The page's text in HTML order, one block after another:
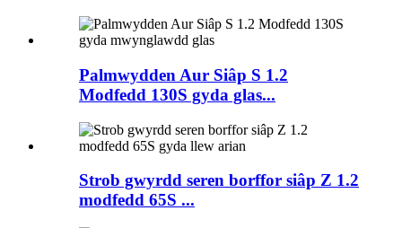
Palmwydden Aur Siâp S 1.2
Modfedd 130S gyda glas...
Strob gwyrdd seren borffor siâp Z 1.2
modfedd 65S ...